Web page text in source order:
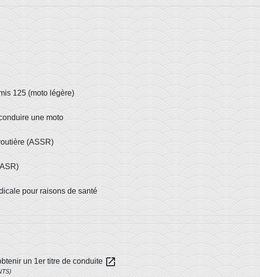
125 (moto légère)
une moto
(ASSR)
pour raisons de santé
un 1er titre de conduite open_in_new